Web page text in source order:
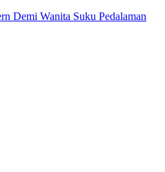
Demi Wanita Suku Pedalaman